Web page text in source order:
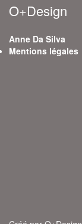
O+Design
Anne Da Silva
Mentions légales